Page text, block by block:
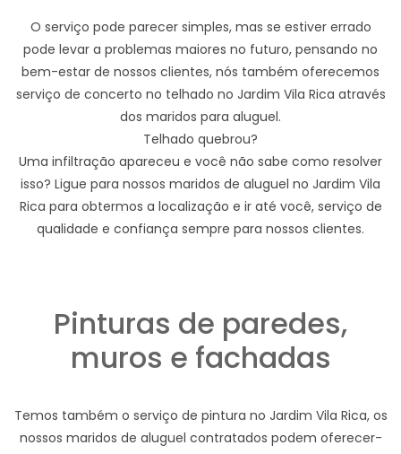
O serviço pode parecer simples, mas se estiver errado
pode levar a problemas maiores no futuro, pensando no
bem-estar de nossos clientes, nós também oferecemos
serviço de concerto no telhado no Jardim Vila Rica através
dos maridos para aluguel.
Telhado quebrou?
Uma infiltração apareceu e você não sabe como resolver
isso? Ligue para nossos maridos de aluguel no Jardim Vila
Rica para obtermos a localização e ir até você, serviço de
qualidade e confiança sempre para nossos clientes.
Pinturas de paredes,
muros e fachadas
Temos também o serviço de pintura no Jardim Vila Rica, os
nossos maridos de aluguel contratados podem oferecer-